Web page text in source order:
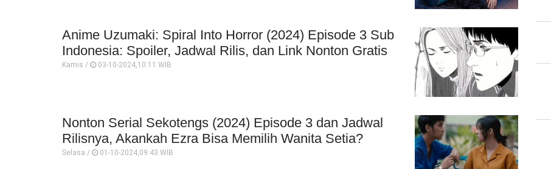
Anime Uzumaki: Spiral Into Horror (2024) Episode 3 Sub
Indonesia: Spoiler, Jadwal Rilis, dan Link Nonton Gratis
Kamis / 03-10-2024,10:11 WIB
Nonton Serial Sekotengs (2024) Episode 3 dan Jadwal
Rilisnya, Akankah Ezra Bisa Memilih Wanita Setia?
Selasa / 01-10-2024,09:43 WIB